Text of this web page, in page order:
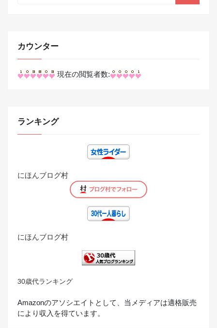
カウンター
現在の閲覧者数:
ランキング
にほんブログ村
にほんブログ村
30歳代ランキング
Amazonのアソシエイトとして、当メディアは適格販売
により収入を得ています。